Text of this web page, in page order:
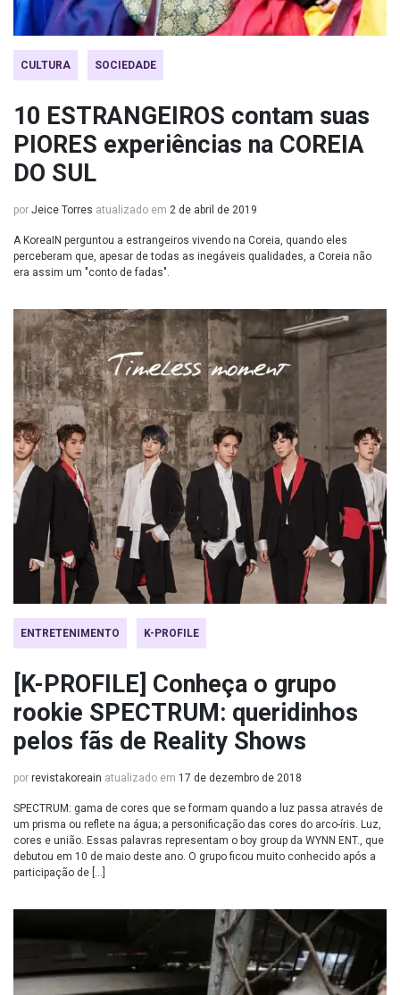
CULTURA SOCIEDADE
10 ESTRANGEIROS contam suas
PIORES experiências na COREIA
DO SUL
por Jeice Torres atualizado em 2 de abril de 2019
A KoreaIN perguntou a estrangeiros vivendo na Coreia, quando eles
perceberam que, apesar de todas as inegáveis qualidades, a Coreia não
era assim um "conto de fadas".
ENTRETENIMENTO K-PROFILE
[K-PROFILE] Conheça o grupo
rookie SPECTRUM: queridinhos
pelos fãs de Reality Shows
por revistakoreain atualizado em 17 de dezembro de 2018
SPECTRUM: gama de cores que se formam quando a luz passa através de
um prisma ou reflete na água; a personificação das cores do arco-íris. Luz,
cores e união. Essas palavras representam o boy group da WYNN ENT., que
debutou em 10 de maio deste ano. O grupo ficou muito conhecido após a
participação de […]